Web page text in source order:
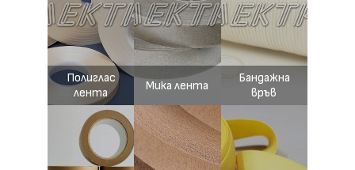
Полиглас
лента
Мика лента
Бандажна
връв